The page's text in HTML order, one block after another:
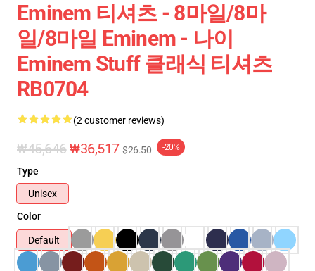
Eminem 티셔츠 - 8마일/8마
일/8마일 Eminem - 나이
Eminem Stuff 클래식 티셔츠
RB0704
(2 customer reviews)
₩45,646₩36,517 $26.50 -20%
Type
Unisex
Color
Default